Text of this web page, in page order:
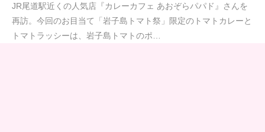
JR尾道駅近くの人気店『カレーカフェ あおぞらパパド』さんを
再訪。今回のお目当て「岩子島トマト祭」限定のトマトカレーと
トマトラッシーは、岩子島トマトのポ…